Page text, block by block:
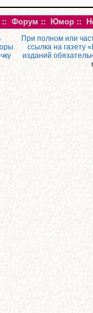
:: Форум :: Юмор ::
При полном или
ссылка на газету
изданий